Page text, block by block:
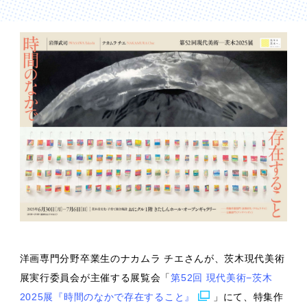
洋画専門分野卒業生のナカムラ チエさんが、茨木現代美術
展実行委員会が主催する展覧会「第52回 現代美術−茨木
2025展『時間のなかで存在すること』
」にて、特集作